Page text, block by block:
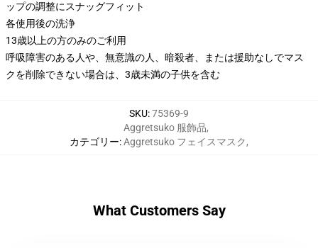
ップの調整にスナッグフィット
各使用後の洗浄
13歳以上の方のみのご利用
呼吸障害のある人や、無意識の人、暗殺者、または援助なしでマス
クを削除できない場合は、3歳未満の子供を含む
SKU:75369-9
カテゴリー:
Aggretsuko 服飾品,
Aggretsuko フェイスマスク,
What Customers Say